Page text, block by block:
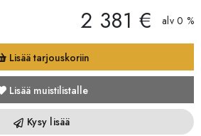
2 381 € alv 0 %
Lisää tarjouskoriin
Lisää muistilistalle
Kysy lisää